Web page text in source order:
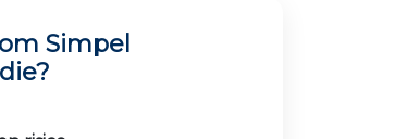
Simpel